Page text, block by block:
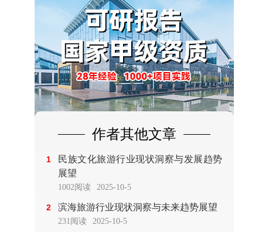
作者其他文章
1
民族文化旅游行业现状洞察与发展趋势
展望
1002阅读 2025-10-5
2 滨海旅游行业现状洞察与未来趋势展望
231阅读 2025-10-5